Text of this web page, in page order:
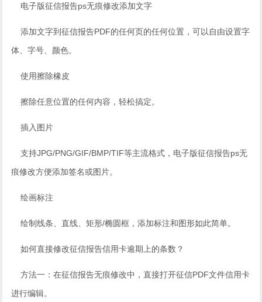
电子版征信报告ps无痕修改添加文字
添加文字到征信报告PDF的任何页的任何位置，可以自由设置字
体、字号、颜色。
使用擦除橡皮
擦除任意位置的任何内容，轻松搞定。
插入图片
支持JPG/PNG/GIF/BMP/TIF等主流格式，电子版征信报告ps无
痕修改方便添加签名或图片。
绘画标注
绘制线条、直线、矩形/椭圆框，添加标注和图形如此简单。
如何直接修改征信报告信用卡逾期上的条数？
方法一：在征信报告无痕修改中，直接打开征信PDF文件信用卡
进行编辑。